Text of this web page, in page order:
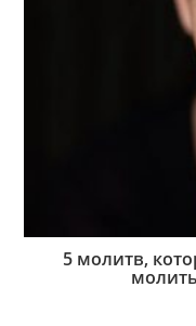
5 молитв,